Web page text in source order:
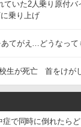
ていた2人乗り原付
乗り上げ
てがえ…どうなって
生が死亡 首をけが
で同時に倒れたら